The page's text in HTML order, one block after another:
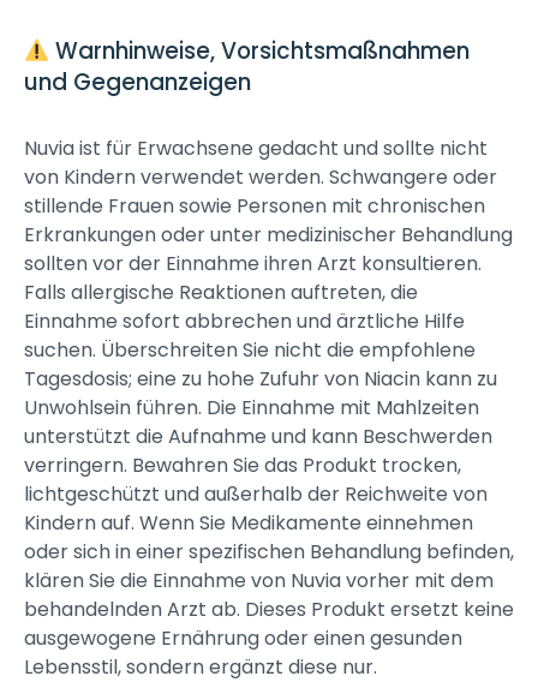
Warnhinweise, Vorsichtsmaßnahmen
und Gegenanzeigen
Nuvia ist für Erwachsene gedacht und sollte nicht
von Kindern verwendet werden. Schwangere oder
stillende Frauen sowie Personen mit chronischen
Erkrankungen oder unter medizinischer Behandlung
sollten vor der Einnahme ihren Arzt konsultieren.
Falls allergische Reaktionen auftreten, die
Einnahme sofort abbrechen und ärztliche Hilfe
suchen. Überschreiten Sie nicht die empfohlene
Tagesdosis; eine zu hohe Zufuhr von Niacin kann zu
Unwohlsein führen. Die Einnahme mit Mahlzeiten
unterstützt die Aufnahme und kann Beschwerden
verringern. Bewahren Sie das Produkt trocken,
lichtgeschützt und außerhalb der Reichweite von
Kindern auf. Wenn Sie Medikamente einnehmen
oder sich in einer spezifischen Behandlung befinden,
klären Sie die Einnahme von Nuvia vorher mit dem
behandelnden Arzt ab. Dieses Produkt ersetzt keine
ausgewogene Ernährung oder einen gesunden
Lebensstil, sondern ergänzt diese nur.